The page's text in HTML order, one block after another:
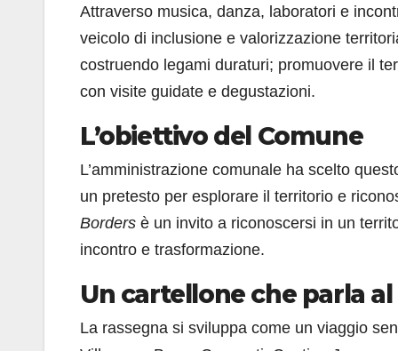
Attraverso musica, danza, laboratori e
veicolo di inclusione e valorizzazione
costruendo legami duraturi; promuovere il
con visite guidate e degustazioni.
L’obiettivo del Comune
L’amministrazione comunale ha scelto
un pretesto per esplorare il territorio e
Borders è un invito a riconoscersi in un
incontro e trasformazione.
Un cartellone che parla
La rassegna si sviluppa come un viaggio